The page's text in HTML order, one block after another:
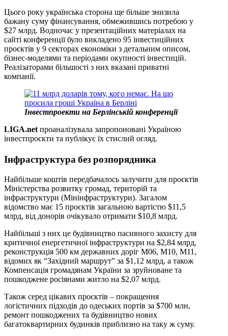
Цього року українська сторона ще більше знизила
бажану суму фінансування, обмежившись потребою у
$27 млрд. Водночас у презентаційних матеріалах на
сайті конференції було викладено 95 інвестиційних
проєктів у 9 секторах економіки з детальним описом,
бізнес-моделями та періодами окупності інвестицій.
Реалізаторами більшості з них вказані приватні
компанії.
Інвестпроекти на Берлінській конференції
LIGA.net проаналізувала запропоновані Україною
інвестпроєкти та публікує їх стислий огляд.
Інфраструктура без розпорядника
Найбільше коштів передбачалось залучити для проєктів
Міністерства розвитку громад, територій та
інфраструктури (Мінінфраструктури). Загалом
відомство має 15 проєктів загальною вартістю $11,5
млрд, від донорів очікувало отримати $10,8 млрд.
Найбільші з них це будівництво пасивного захисту для
критичної енергетичної інфраструктури на $2,84 млрд,
реконструкція 500 км державних доріг М06, М10, М11,
відомих як “Західний маршрут” за $1,12 млрд, а також
Компенсація громадянам України за зруйноване та
пошкоджене росіянами житло на $2,07 млрд.
Також серед цікавих проєктів – покращення
логістичних підходів до одеських портів за $700 млн,
ремонт пошкоджених та будівництво нових
багатоквартирних будинків приблизно на таку ж суму.